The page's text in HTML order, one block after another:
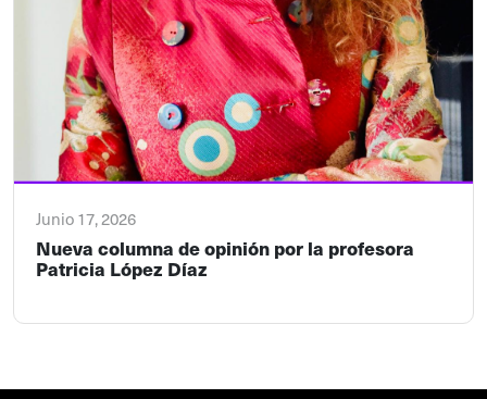
Junio 17, 2026
Nueva columna de opinión por la profesora
Patricia López Díaz